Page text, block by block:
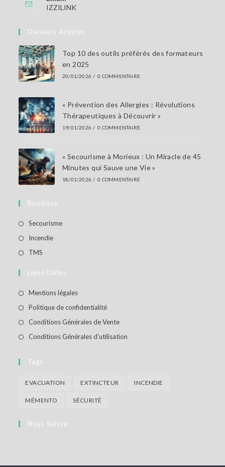
IZZILINK
application
Derniers Articles
Top 10 des outils préférés des formateurs
en 2025
20/01/2026 / 0 COMMENTAIRE
« Prévention des Allergies : Révolutions
Thérapeutiques à Découvrir »
19/01/2026 / 0 COMMENTAIRE
« Secourisme à Morieux : Un Miracle de 45
Minutes qui Sauve une Vie »
18/01/2026 / 0 COMMENTAIRE
Boutique
SecourismeS’ouvre
onglet
IncendieS’ouvre
nouvel
TMS
un
nouvel
Liens Utiles
Mentions légalesS’ouvre
dans
Politique de confidentialitéS’ouvre
dans
Conditions Générales de VenteS’ouvre
dans
Conditions Générales d'utilisation
onglet
Tags
EVACUATION EXTINCTEUR INCENDIE
MÉMENTO SÉCURITÉ
Nous Suivre